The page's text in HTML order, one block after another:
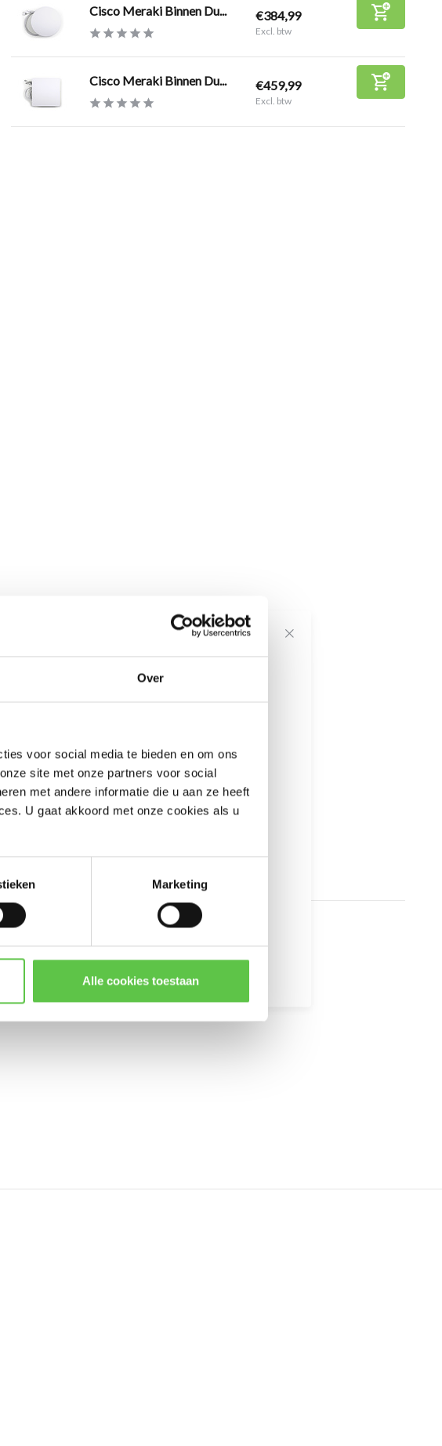
Over
voor social media te bieden en om ons
site met onze partners voor social
met andere informatie die u aan ze heeft
U gaat akkoord met onze cookies als u
Marketing
Alle cookies toestaan
Cisco Meraki Binnen Du... €384,99
Excl. btw
Cisco Meraki Binnen Du... €459,99
Excl. btw
je in voor onze
acties & productinformatie
*
de wettelijke beperkingen